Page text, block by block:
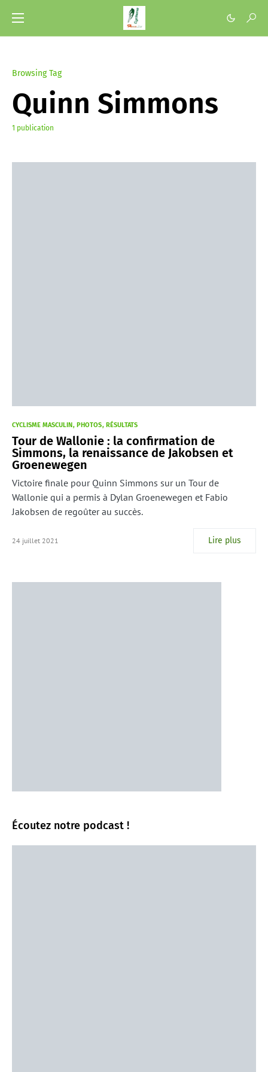
Browsing Tag
Quinn Simmons
1 publication
CYCLISME MASCULIN PHOTOS RÉSULTATS
Tour de Wallonie : la confirmation de
Simmons, la renaissance de Jakobsen et
Groenewegen
Victoire finale pour Quinn Simmons sur un Tour de
Wallonie qui a permis à Dylan Groenewegen et Fabio
Jakobsen de regoûter au succès.
24 juillet 2021 Lire plus
Écoutez notre podcast !